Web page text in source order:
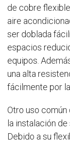
de cobre flexible
aire
ser doblada
espacios
equipos.
una alta
fácilmente por
Otro uso
la instalación
Debido a su